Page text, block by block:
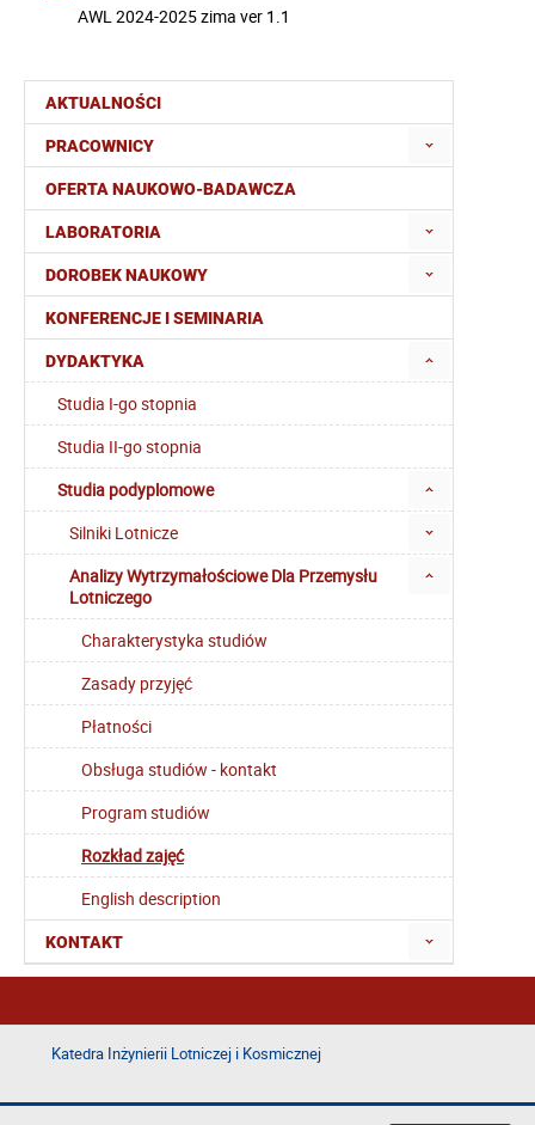
AKTUALNOŚCI
PRACOWNICY
OFERTA NAUKOWO-BADAWCZA
LABORATORIA
DOROBEK NAUKOWY
KONFERENCJE I SEMINARIA
DYDAKTYKA
Studia I-go stopnia
Studia II-go stopnia
Studia podyplomowe
Silniki Lotnicze
Analizy Wytrzymałościowe Dla Przemysłu
Lotniczego
Charakterystyka studiów
Zasady przyjęć
Płatności
Obsługa studiów - kontakt
Program studiów
Rozkład zajęć
English description
KONTAKT
AWL 2024-2025 zima ver 1.1
Katedra Inżynierii Lotniczej i Kosmicznej
Deklaracja dostępności